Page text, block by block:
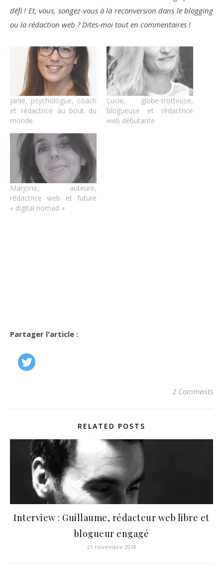
défi ! Et, vous, songez-vous à la reconversion dans le blogging
ou la rédaction web ? Dites-moi tout en commentaires !
Janie, psychologue, coach
et rédactrice au bout du
monde
Lucie, globe-trotteuse,
blogueuse et rédactrice
web débutante
Marjorie, auteure,
rédactrice web et future
« digital nomad »
Partager l'article :
2 Comments
RELATED POSTS
Interview : Guillaume, rédacteur web libre et
blogueur engagé
21 novembre 2018